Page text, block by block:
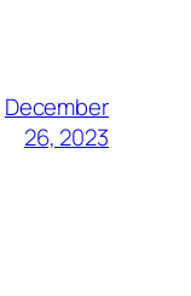
December
26, 2023